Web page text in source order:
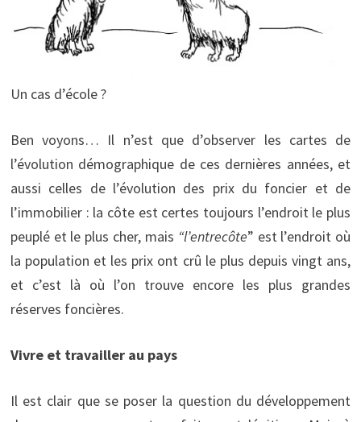
Un cas d’école ?
Ben voyons… Il n’est que d’observer les cartes de
l’évolution démographique de ces dernières années, et
aussi celles de l’évolution des prix du foncier et de
l’immobilier : la côte est certes toujours l’endroit le plus
peuplé et le plus cher, mais “l’entrecôte” est l’endroit où
la population et les prix ont crû le plus depuis vingt ans,
et c’est là où l’on trouve encore les plus grandes
réserves foncières.
Vivre et travailler au pays
Il est clair que se poser la question du développement